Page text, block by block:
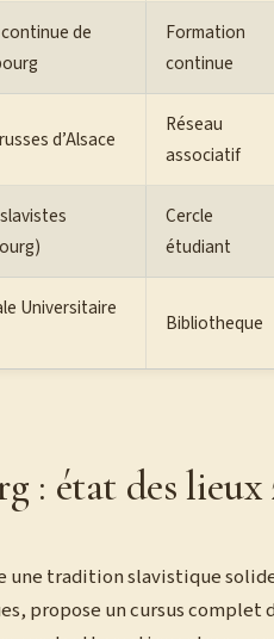
de
Formation
continue
d’Alsace
Réseau
associatif
Cercle
étudiant
Universitaire
Bibliotheque
: état des lieux
une tradition slavistique
propose un cursus complet